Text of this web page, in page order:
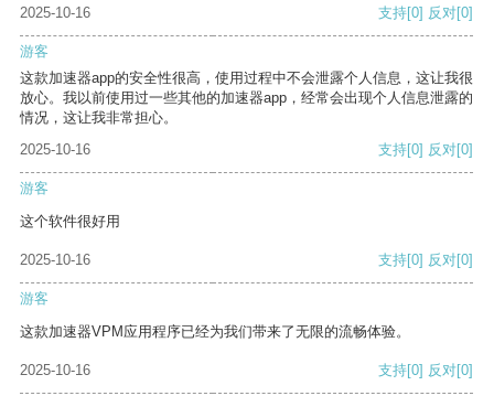
2025-10-16
支持[0] 反对[0]
游客
这款加速器app的安全性很高，使用过程中不会泄露个人信息，这让我很
放心。我以前使用过一些其他的加速器app，经常会出现个人信息泄露的
情况，这让我非常担心。
2025-10-16
支持[0] 反对[0]
游客
这个软件很好用
2025-10-16 支持[0] 反对[0]
游客
这款加速器VPM应用程序已经为我们带来了无限的流畅体验。
2025-10-16 支持[0] 反对[0]